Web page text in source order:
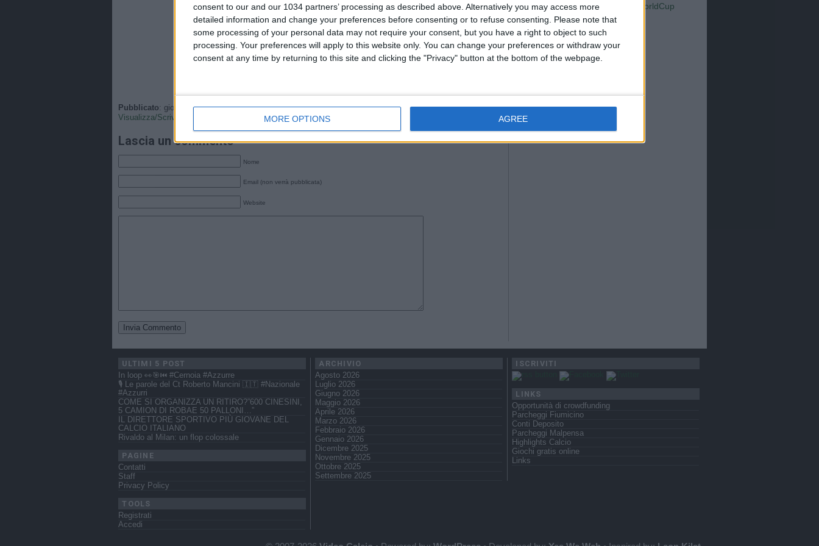
consent to our and our 1034 partners’ processing as described above. Alternatively you may access more
detailed information and change your preferences before consenting or to refuse consenting.
Please note that
some processing of your personal data may not require your consent, but you have a right to object to such
processing. Your preferences will apply to this website only. You can change your preferences or withdraw your
consent at any time by returning to this site and clicking the "Privacy" button at the bottom of the webpage.
MORE OPTIONS AGREE
Pubblicato: giovedì, 6 Aprile 2023 - 23:27 da Istvan inNazionale•Commenti: Nessun commento
Visualizza/Scrivi
calcio femminile,Italia, Nazionale.
Lascia un commento
Nome
Email (non verrà pubblicata)
Website
Roma Sampdoria Serie A
WorldCup
WorldCup2026
ULTIMI 5 POST
In loop 👀🎯⏮️ #Cernoia #Azzurre
🎙️ Le parole del Ct Roberto Mancini 🇮🇹 #Nazionale
#Azzurri
COME SI ORGANIZZA UN RITIRO?”600 CINESINI,
5 CAMION DI ROBAE 50 PALLONI…”
IL DIRETTORE SPORTIVO PIÙ GIOVANE DEL
CALCIO ITALIANO
Rivaldo al Milan: un flop colossale
PAGINE
Contatti
Staff
Privacy Policy
TOOLS
Registrati
Accedi
ARCHIVIO
Agosto 2026
Luglio 2026
Giugno 2026
Maggio 2026
Aprile 2026
Marzo 2026
Febbraio 2026
Gennaio 2026
Dicembre 2025
Novembre 2025
Ottobre 2025
Settembre 2025
ISCRIVITI
LINKS
Opportunità di crowdfunding
Parcheggi Fiumicino
Conti Deposito
Parcheggi Malpensa
Highlights Calcio
Giochi gratis online
Links